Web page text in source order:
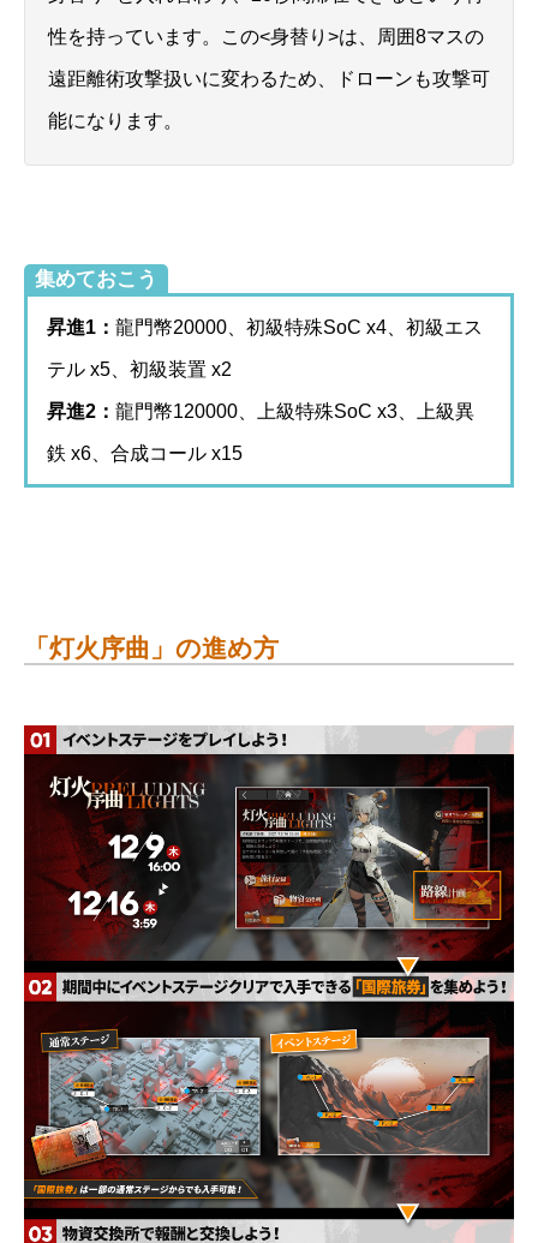
性を持っています。この<身替り>は、周囲8マスの
遠距離術攻撃扱いに変わるため、ドローンも攻撃可
能になります。
集めておこう
昇進1： 龍門幣20000、初級特殊SoC x4、初級エス
テル x5、初級装置 x2
昇進2： 龍門幣120000、上級特殊SoC x3、上級異
鉄 x6、合成コール x15
「灯火序曲」の進め方